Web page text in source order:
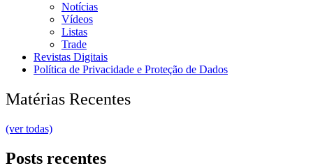
Notícias
Vídeos
Listas
Trade
Revistas Digitais
Política de Privacidade e Proteção de Dados
Matérias Recentes
(ver todas)
Posts recentes